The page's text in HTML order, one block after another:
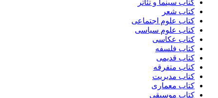
کتاب سینما و تئاتر
کتاب شعر
کتاب علوم اجتماعی
کتاب علوم سیاسی
کتاب عکاسی
کتاب فلسفه
کتاب قدیمی
کتاب متفرقه
کتاب مدیریت
کتاب معماری
کتاب موسیقی